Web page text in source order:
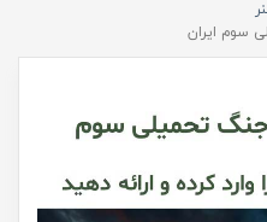
سوم ایران